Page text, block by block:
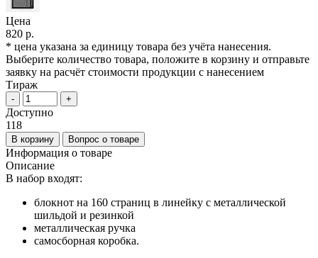
Цена
820 р.
* цена указана за единицу товара без учёта нанесения.
Выберите количество товара, положите в корзину и отправьте
заявку на расчёт стоимости продукции с нанесением
Тираж
- +
Доступно
118
В корзину Вопрос о товаре
Информация о товаре
Описание
В набор входят:
блокнот на 160 страниц в линейку с металлической
шильдой и резинкой
металлическая ручка
самосборная коробка.